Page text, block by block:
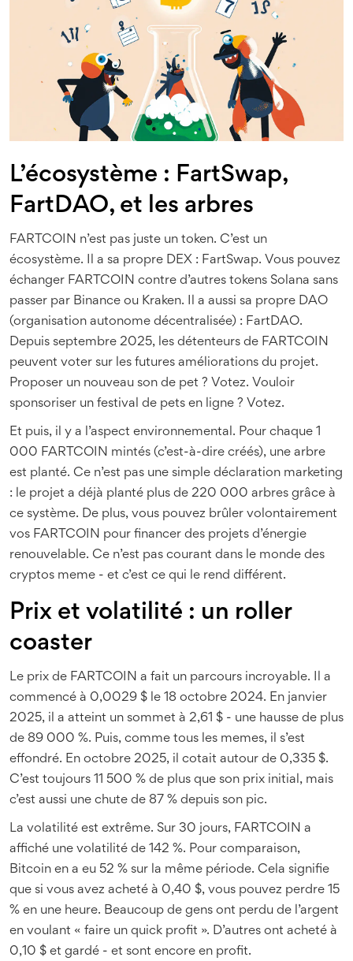
L’écosystème : FartSwap,
FartDAO, et les arbres
FARTCOIN n’est pas juste un token. C’est un
écosystème. Il a sa propre DEX : FartSwap. Vous pouvez
échanger FARTCOIN contre d’autres tokens Solana sans
passer par Binance ou Kraken. Il a aussi sa propre DAO
(organisation autonome décentralisée) : FartDAO.
Depuis septembre 2025, les détenteurs de FARTCOIN
peuvent voter sur les futures améliorations du projet.
Proposer un nouveau son de pet ? Votez. Vouloir
sponsoriser un festival de pets en ligne ? Votez.
Et puis, il y a l’aspect environnemental. Pour chaque 1
000 FARTCOIN mintés (c’est-à-dire créés), une arbre
est planté. Ce n’est pas une simple déclaration marketing
: le projet a déjà planté plus de 220 000 arbres grâce à
ce système. De plus, vous pouvez brûler volontairement
vos FARTCOIN pour financer des projets d’énergie
renouvelable. Ce n’est pas courant dans le monde des
cryptos meme - et c’est ce qui le rend différent.
Prix et volatilité : un roller
coaster
Le prix de FARTCOIN a fait un parcours incroyable. Il a
commencé à 0,0029 $ le 18 octobre 2024. En janvier
2025, il a atteint un sommet à 2,61 $ - une hausse de plus
de 89 000 %. Puis, comme tous les memes, il s’est
effondré. En octobre 2025, il cotait autour de 0,335 $.
C’est toujours 11 500 % de plus que son prix initial, mais
c’est aussi une chute de 87 % depuis son pic.
La volatilité est extrême. Sur 30 jours, FARTCOIN a
affiché une volatilité de 142 %. Pour comparaison,
Bitcoin en a eu 52 % sur la même période. Cela signifie
que si vous avez acheté à 0,40 $, vous pouvez perdre 15
% en une heure. Beaucoup de gens ont perdu de l’argent
en voulant « faire un quick profit ». D’autres ont acheté à
0,10 $ et gardé - et sont encore en profit.